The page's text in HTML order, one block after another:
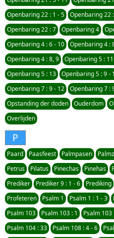
Openbaring 22 : 1 - 5
Openbaring 22
Openbaring 22 : 7
Openbaring 4
Openbaring 4 : 6 - 10
Openbaring 4 :
Openbaring 4 : 8, 9
Openbaring 5 :
Openbaring 5 : 13
Openbaring 5 : 9 -
Openbaring 7 : 9 - 12
Openbaring 7 :
Opstanding der doden
Ouderdom
Overlijden
P
Paard Paasfeest Palmpasen
Petrus
Pilatus Pinechas Pinehas
Prediker
Prediker 9 : 1 - 6 Prediking
Profeteren
Psalm 1 Psalm 1 : 1 - 3
Psalm 103
Psalm 103 : 1 Psalm 103
Psalm 104 : 33
Psalm 108 : 4 - 6